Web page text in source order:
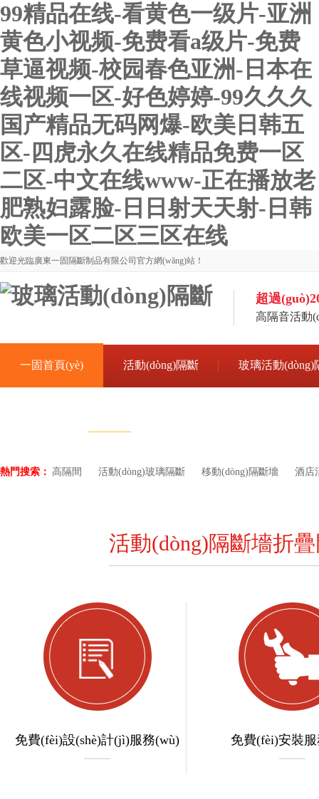
99精品在线-看黄色一级片-亚洲
黄色小视频-免费看a级片-免费
草逼视频-校园春色亚洲-日本在
线视频一区-好色婷婷-99久久久
国产精品无码网爆-欧美日韩五
区-四虎永久在线精品免费一区
二区-中文在线www-正在播放老
肥熟妇露脸-日日射天天射-日韩
欧美一区二区三区在线
歡迎光臨廣東一固隔斷制品有限公司官方網(wǎng)站！
超過
高隔音活動
一固首頁(yè) 活動(dòng)隔斷 玻璃活動(dòng)
熱門搜索： 高隔間 活動(dòng)玻璃隔斷 移動(dòng)隔斷墻 酒店
活動(dòng)隔斷墻折
免費(fèi)設(shè)計(jì)服務(wù) 免費(fèi)安裝